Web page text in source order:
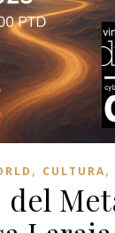
, CULTURA,